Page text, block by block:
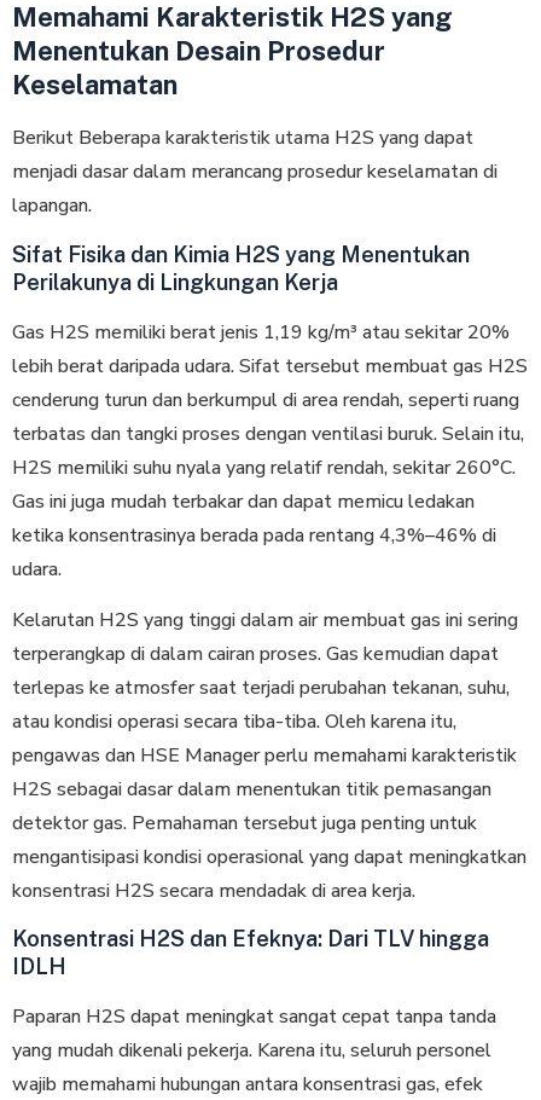
Memahami Karakteristik H2S yang
Menentukan Desain Prosedur
Keselamatan
Berikut Beberapa karakteristik utama H2S yang dapat
menjadi dasar dalam merancang prosedur keselamatan di
lapangan.
Sifat Fisika dan Kimia H2S yang Menentukan
Perilakunya di Lingkungan Kerja
Gas H2S memiliki berat jenis 1,19 kg/m³ atau sekitar 20%
lebih berat daripada udara. Sifat tersebut membuat gas H2S
cenderung turun dan berkumpul di area rendah, seperti ruang
terbatas dan tangki proses dengan ventilasi buruk. Selain itu,
H2S memiliki suhu nyala yang relatif rendah, sekitar 260°C.
Gas ini juga mudah terbakar dan dapat memicu ledakan
ketika konsentrasinya berada pada rentang 4,3%–46% di
udara.
Kelarutan H2S yang tinggi dalam air membuat gas ini sering
terperangkap di dalam cairan proses. Gas kemudian dapat
terlepas ke atmosfer saat terjadi perubahan tekanan, suhu,
atau kondisi operasi secara tiba-tiba. Oleh karena itu,
pengawas dan HSE Manager perlu memahami karakteristik
H2S sebagai dasar dalam menentukan titik pemasangan
detektor gas. Pemahaman tersebut juga penting untuk
mengantisipasi kondisi operasional yang dapat meningkatkan
konsentrasi H2S secara mendadak di area kerja.
Konsentrasi H2S dan Efeknya: Dari TLV hingga
IDLH
Paparan H2S dapat meningkat sangat cepat tanpa tanda
yang mudah dikenali pekerja. Karena itu, seluruh personel
wajib memahami hubungan antara konsentrasi gas, efek